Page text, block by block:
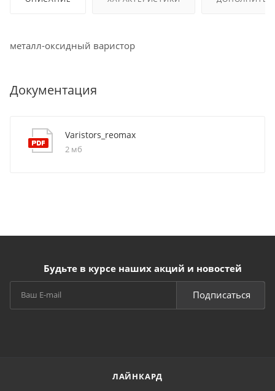
металл-оксидный варистор
Документация
Varistors_reomax
2 мб
Будьте в курсе наших акций и новостей
Подписаться
ЛАЙНКАРД